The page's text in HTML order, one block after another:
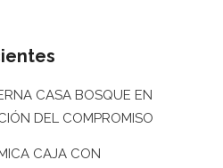
CASA BOSQUE EN
DEL COMPROMISO
CAJA CON